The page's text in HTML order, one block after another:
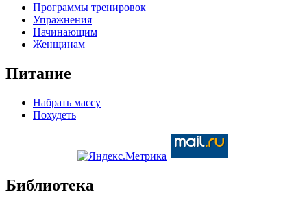
Программы тренировок
Упражнения
Начинающим
Женщинам
Питание
Набрать массу
Похудеть
Библиотека